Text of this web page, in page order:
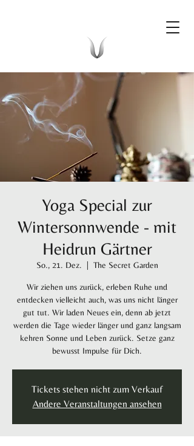
Yoga Special zur
Wintersonnwende - mit
Heidrun Gärtner
So., 21. Dez. The Secret Garden
Wir ziehen uns zurück, erleben Ruhe und
entdecken vielleicht auch, was uns nicht länger
gut tut. Wir laden Neues ein, denn ab jetzt
werden die Tage wieder länger und ganz langsam
kehren Sonne und Leben zurück. Setze ganz
bewusst Impulse für Dich.
Tickets stehen nicht zum Verkauf
Andere Veranstaltungen ansehen